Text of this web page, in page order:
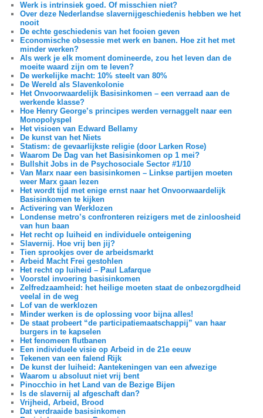
Werk is intrinsiek goed. Of misschien niet?
Over deze Nederlandse slavernijgeschiedenis hebben we het
nooit
De echte geschiedenis van het fooien geven
Economische obsessie met werk en banen. Hoe zit het met
minder werken?
Als werk je elk moment domineerde, zou het leven dan de
moeite waard zijn om te leven?
De werkelijke macht: 10% steelt van 80%
De Wereld als Slavenkolonie
Het Onvoorwaardelijk Basisinkomen – een verraad aan de
werkende klasse?
Hoe Henry George’s principes werden vernaggelt naar een
Monopolyspel
Het visioen van Edward Bellamy
De kunst van het Niets
Statism: de gevaarlijkste religie (door Larken Rose)
Waarom De Dag van het Basisinkomen op 1 mei?
Bullshit Jobs in de Psychosociale Sector #1/10
Van Marx naar een basisinkomen – Linkse partijen moeten
weer Marx gaan lezen
Het wordt tijd met enige ernst naar het Onvoorwaardelijk
Basisinkomen te kijken
Activering van Werklozen
Londense metro’s confronteren reizigers met de zinloosheid
van hun baan
Het recht op luiheid en individuele onteigening
Slavernij. Hoe vrij ben jij?
Tien sprookjes over de arbeidsmarkt
Arbeid Macht Frei gestohlen
Het recht op luiheid – Paul Lafarque
Voorstel invoering basisinkomen
Zelfredzaamheid: het heilige moeten staat de onbezorgdheid
veelal in de weg
Lof van de werklozen
Minder werken is de oplossing voor bijna alles!
De staat probeert “de participatiemaatschappij” van haar
burgers in te kapselen
Het fenomeen flutbanen
Een individuele visie op Arbeid in de 21e eeuw
Tekenen van een falend Rijk
De kunst der luiheid: Aantekeningen van een afwezige
Waarom u absoluut niet vrij bent
Pinocchio in het Land van de Bezige Bijen
Is de slavernij al afgeschaft dan?
Vrijheid, Arbeid, Brood
Dat verdraaide basisinkomen